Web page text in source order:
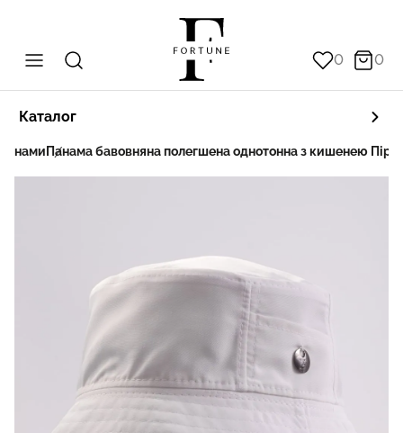
0 0
Каталог
Панама бавовняна полегшена однотонна з кишенею